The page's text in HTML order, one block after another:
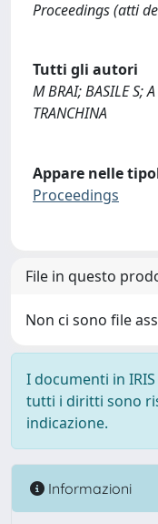
Proceedings (atti
Tutti gli autori
M BRAI; BASILE S;
TRANCHINA
Appare nelle
Proceedings
File in questo
Non ci sono file
I documenti in
tutti i diritti sono
indicazione.
Informazioni